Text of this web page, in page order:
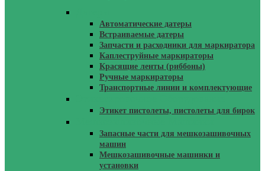
Автоматические датеры
Встраиваемые датеры
Запчасти и расходники для маркиратора
Каплеструйные маркираторы
Красящие ленты (риббоны)
Ручные маркираторы
Транспортные линии и комплектующие
Этикет пистолеты, пистолеты для бирок
Запасные части для мешкозашивочных
машин
Мешкозашивочные машинки и
установки